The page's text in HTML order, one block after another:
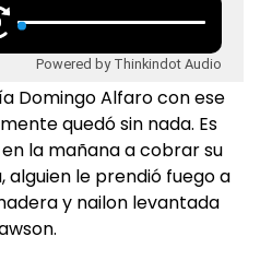
Powered by Thinkindot Audio
Domingo Alfaro con ese
quedó sin nada. Es
la mañana a cobrar su
alguien le prendió fuego a
y nailon levantada